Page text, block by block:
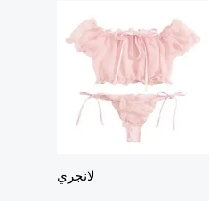
لانجري